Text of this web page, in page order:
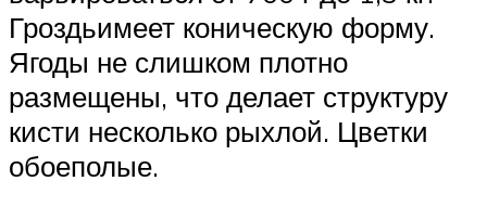
Гроздьимеет коническую форму.
Ягоды не слишком плотно
размещены, что делает структуру
кисти несколько рыхлой. Цветки
обоеполые.